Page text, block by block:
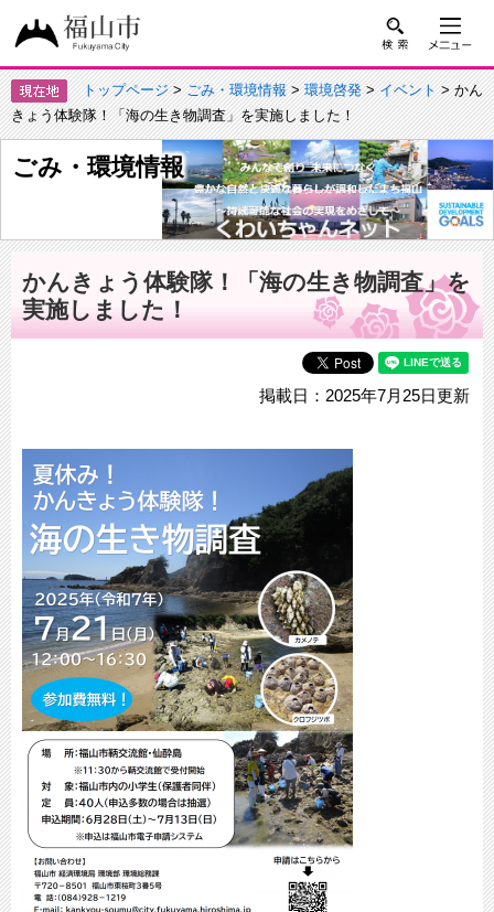
トップページ>ごみ・環境情報>環境啓発>イベント> かん
きょう体験隊！「海の生き物調査」を実施しました！
ごみ・環境情報
かんきょう体験隊！「海の生き物調査」を
実施しました！
掲載日：2025年7月25日更新